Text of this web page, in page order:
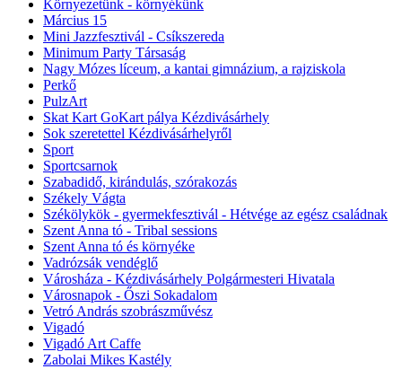
Környezetünk - környékünk
Március 15
Mini Jazzfesztivál - Csíkszereda
Minimum Party Társaság
Nagy Mózes líceum, a kantai gimnázium, a rajziskola
Perkő
PulzArt
Skat Kart GoKart pálya Kézdivásárhely
Sok szeretettel Kézdivásárhelyről
Sport
Sportcsarnok
Szabadidő, kirándulás, szórakozás
Székely Vágta
Székölykök - gyermekfesztivál - Hétvége az egész családnak
Szent Anna tó - Tribal sessions
Szent Anna tó és környéke
Vadrózsák vendéglő
Városháza - Kézdivásárhely Polgármesteri Hivatala
Városnapok - Őszi Sokadalom
Vetró András szobrászművész
Vigadó
Vigadó Art Caffe
Zabolai Mikes Kastély